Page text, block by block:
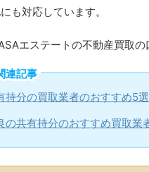
も対応しています。
エステートの不動産買取
連記事
持分の買取業者のおすすめ5
の共有持分のおすすめ買取業